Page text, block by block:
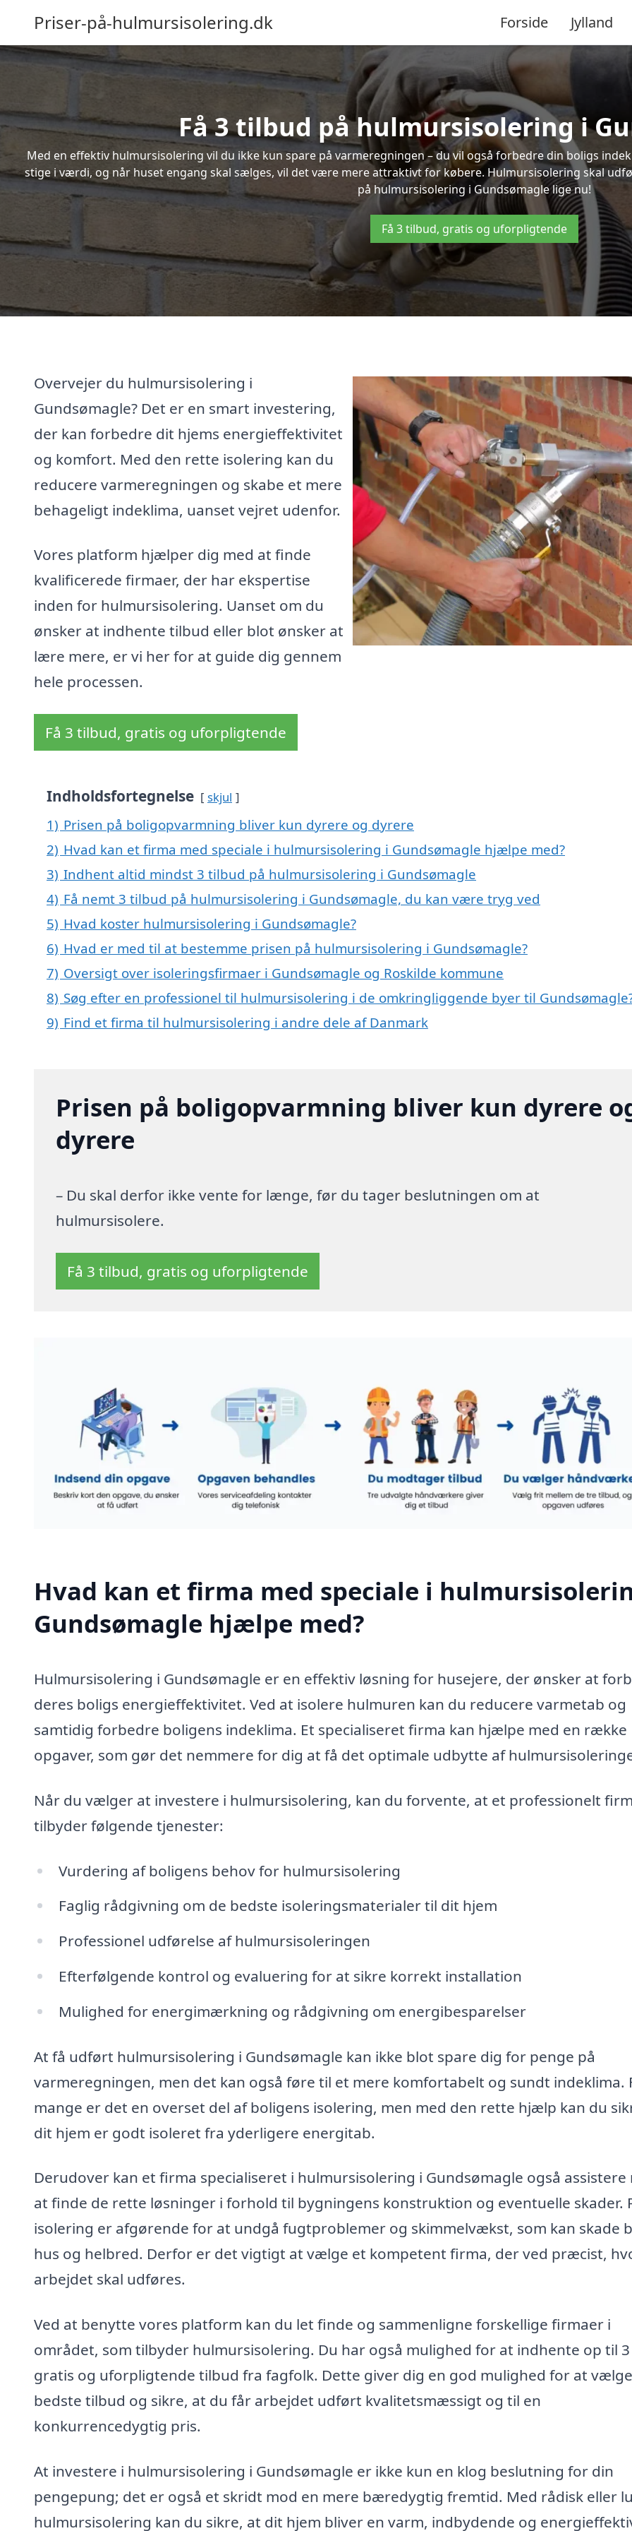
Priser-på-hulmursisolering.dk Forside Jylland
Få 3 tilbud på hulmursisolering i
Med en effektiv hulmursisolering vil du ikke kun spare på varmeregningen – du vil også forbedre din boligs
stige i værdi, og når huset engang skal sælges, vil det være mere attraktivt for købere. Hulmursisolering skal
på hulmursisolering i Gundsømagle lige nu!
Få 3 tilbud, gratis og uforpligtende
Overvejer du hulmursisolering i
Gundsømagle? Det er en smart investering,
der kan forbedre dit hjems energieffektivitet
og komfort. Med den rette isolering kan du
reducere varmeregningen og skabe et mere
behageligt indeklima, uanset vejret udenfor.
Vores platform hjælper dig med at finde
kvalificerede firmaer, der har ekspertise
inden for hulmursisolering. Uanset om du
ønsker at indhente tilbud eller blot ønsker at
lære mere, er vi her for at guide dig gennem
hele processen.
Få 3 tilbud, gratis og uforpligtende
Indholdsfortegnelse skjul
1) Prisen på boligopvarmning bliver kun dyrere og dyrere
2) Hvad kan et firma med speciale i hulmursisolering i Gundsømagle hjælpe med?
3) Indhent altid mindst 3 tilbud på hulmursisolering i Gundsømagle
4) Få nemt 3 tilbud på hulmursisolering i Gundsømagle, du kan være tryg ved
5) Hvad koster hulmursisolering i Gundsømagle?
6) Hvad er med til at bestemme prisen på hulmursisolering i Gundsømagle?
7) Oversigt over isoleringsfirmaer i Gundsømagle og Roskilde kommune
8) Søg efter en professionel til hulmursisolering i de omkringliggende byer til
9) Find et firma til hulmursisolering i andre dele af Danmark
Prisen på boligopvarmning bliver kun dyrere
dyrere
– Du skal derfor ikke vente for længe, før du tager beslutningen om at
hulmursisolere.
Få 3 tilbud, gratis og uforpligtende
Hvad kan et firma med speciale i
Gundsømagle hjælpe med?
Hulmursisolering i Gundsømagle er en effektiv løsning for husejere, der ønsker at
deres boligs energieffektivitet. Ved at isolere hulmuren kan du reducere varmetab og
samtidig forbedre boligens indeklima. Et specialiseret firma kan hjælpe med en række
opgaver, som gør det nemmere for dig at få det optimale udbytte af
Når du vælger at investere i hulmursisolering, kan du forvente, at et professionelt
tilbyder følgende tjenester:
Vurdering af boligens behov for hulmursisolering
Faglig rådgivning om de bedste isoleringsmaterialer til dit hjem
Professionel udførelse af hulmursisoleringen
Efterfølgende kontrol og evaluering for at sikre korrekt installation
Mulighed for energimærkning og rådgivning om energibesparelser
At få udført hulmursisolering i Gundsømagle kan ikke blot spare dig for penge på
varmeregningen, men det kan også føre til et mere komfortabelt og sundt indeklima.
mange er det en overset del af boligens isolering, men med den rette hjælp kan du
dit hjem er godt isoleret fra yderligere energitab.
Derudover kan et firma specialiseret i hulmursisolering i Gundsømagle også assistere
at finde de rette løsninger i forhold til bygningens konstruktion og eventuelle skader.
isolering er afgørende for at undgå fugtproblemer og skimmelvækst, som kan skade
hus og helbred. Derfor er det vigtigt at vælge et kompetent firma, der ved præcist,
arbejdet skal udføres.
Ved at benytte vores platform kan du let finde og sammenligne forskellige firmaer i
området, som tilbyder hulmursisolering. Du har også mulighed for at indhente op til 3
gratis og uforpligtende tilbud fra fagfolk. Dette giver dig en god mulighed for at
bedste tilbud og sikre, at du får arbejdet udført kvalitetsmæssigt og til en
konkurrencedygtig pris.
At investere i hulmursisolering i Gundsømagle er ikke kun en klog beslutning for din
pengepung; det er også et skridt mod en mere bæredygtig fremtid. Med rådisk eller
hulmursisolering kan du sikre, at dit hjem bliver en varm, indbydende og